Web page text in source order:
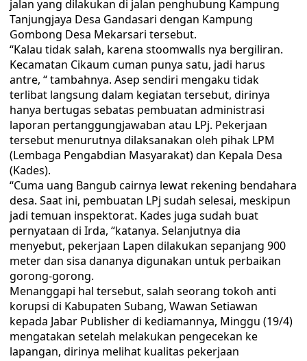
jalan yang dilakukan di jalan penghubung Kampung
Tanjungjaya Desa Gandasari dengan Kampung
Gombong Desa Mekarsari tersebut.
“Kalau tidak salah, karena stoomwalls nya bergiliran.
Kecamatan Cikaum cuman punya satu, jadi harus
antre, “ tambahnya. Asep sendiri mengaku tidak
terlibat langsung dalam kegiatan tersebut, dirinya
hanya bertugas sebatas pembuatan administrasi
laporan pertanggungjawaban atau LPj. Pekerjaan
tersebut menurutnya dilaksanakan oleh pihak LPM
(Lembaga Pengabdian Masyarakat) dan Kepala Desa
(Kades).
“Cuma uang Bangub cairnya lewat rekening bendahara
desa. Saat ini, pembuatan LPj sudah selesai, meskipun
jadi temuan inspektorat. Kades juga sudah buat
pernyataan di Irda, “katanya. Selanjutnya dia
menyebut, pekerjaan Lapen dilakukan sepanjang 900
meter dan sisa dananya digunakan untuk perbaikan
gorong-gorong.
Menanggapi hal tersebut, salah seorang tokoh anti
korupsi di Kabupaten Subang, Wawan Setiawan
kepada Jabar Publisher di kediamannya, Minggu (19/4)
mengatakan setelah melakukan pengecekan ke
lapangan, dirinya melihat kualitas pekerjaan